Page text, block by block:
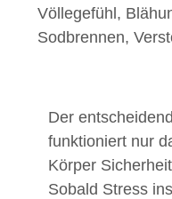
Völlegefühl,
Sodbrennen,
Der
funktioniert nur
Körper
Sobald Stress